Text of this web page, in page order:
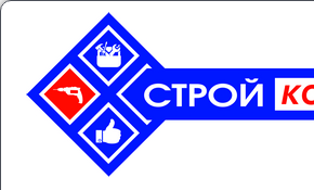
Перейти
содержимому